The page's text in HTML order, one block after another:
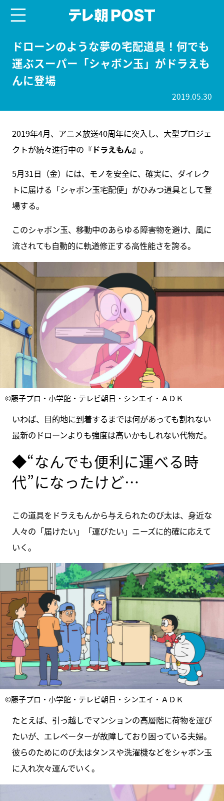
ドローンのような夢の宅配道具！何でも
運ぶスーパー「シャボン玉」がドラえも
んに登場
2019.05.30
2019年4月、アニメ放送40周年に突入し、大型プロジェ
クトが続々進行中の 『ドラえもん』 。
5月31日（金）には、モノを安全に、確実に、ダイレク
トに届ける「シャボン玉宅配便」がひみつ道具として登
場する。
このシャボン玉、移動中のあらゆる障害物を避け、風に
流されても自動的に軌道修正する高性能さを誇る。
©藤子プロ・小学館・テレビ朝日・シンエイ・ＡＤＫ
いわば、目的地に到着するまでは何があっても割れない
最新のドローンよりも強度は高いかもしれない代物だ。
◆“なんでも便利に運べる時
代”になったけど…
この道具をドラえもんから与えられたのび太は、身近な
人々の「届けたい」「運びたい」ニーズに的確に応えて
いく。
©藤子プロ・小学館・テレビ朝日・シンエイ・ＡＤＫ
たとえば、引っ越しでマンションの高層階に荷物を運び
たいが、エレベーターが故障しており困っている夫婦。
彼らのためにのび太はタンスや洗濯機などをシャボン玉
に入れ次々運んでいく。